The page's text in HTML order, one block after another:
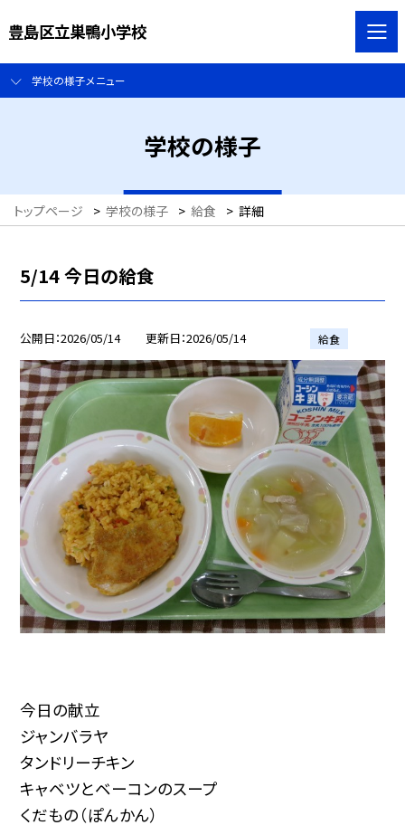
豊島区立巣鴨小学校
学校の様子メニュー
学校の様子
トップページ > 学校の様子 > 給食 > 詳細
5/14 今日の給食
公開日 2026/05/14 更新日 2026/05/14 給食
今日の献立
ジャンバラヤ
タンドリーチキン
キャベツとベーコンのスープ
くだもの（ぽんかん）